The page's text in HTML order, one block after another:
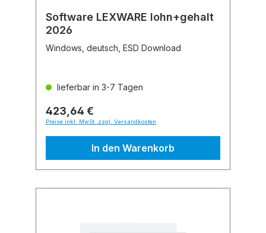
Software LEXWARE lohn+gehalt
2026
Windows, deutsch, ESD Download
lieferbar in 3-7 Tagen
423,64 €
Preise inkl. MwSt. zzgl. Versandkosten
In den Warenkorb